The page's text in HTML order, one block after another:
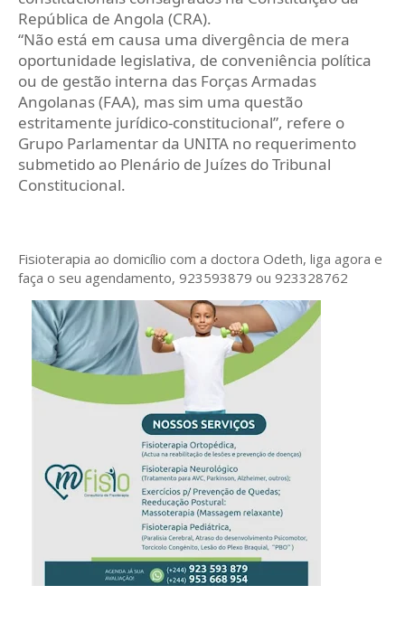
República de Angola (CRA).
“Não está em causa uma divergência de mera
oportunidade legislativa, de conveniência política
ou de gestão interna das Forças Armadas
Angolanas (FAA), mas sim uma questão
estritamente jurídico-constitucional”, refere o
Grupo Parlamentar da UNITA no requerimento
submetido ao Plenário de Juízes do Tribunal
Constitucional.
Fisioterapia ao domicílio com a doctora Odeth, liga agora e
faça o seu agendamento, 923593879 ou 923328762